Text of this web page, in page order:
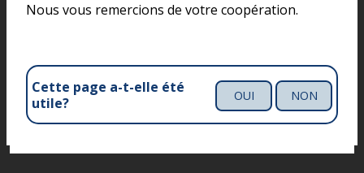
Nous vous remercions de votre coopération.
Cette page a-t-elle été
utile?
OUI NON